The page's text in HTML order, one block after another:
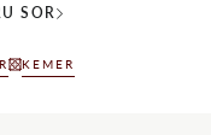
SOR
KEMER